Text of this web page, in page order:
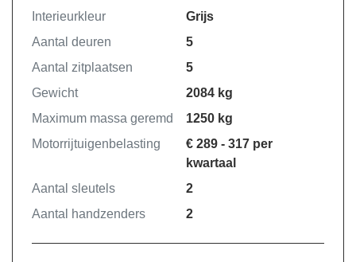
Interieurkleur
Grijs
Aantal deuren
5
Aantal zitplaatsen
5
Gewicht
2084 kg
Maximum massa geremd
1250 kg
Motorrijtuigenbelasting
€ 289 - 317 per
kwartaal
Aantal sleutels
2
Aantal handzenders
2